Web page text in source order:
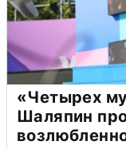
«Четырех
Шаляпин